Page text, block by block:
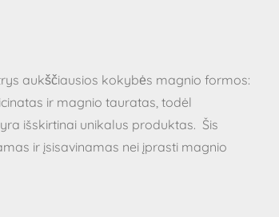
aukščiausios kokybės magnio formos:
ir magnio tauratas, todėl
išskirtinai unikalus produktas. Šis
ir įsisavinamas nei įprasti magnio